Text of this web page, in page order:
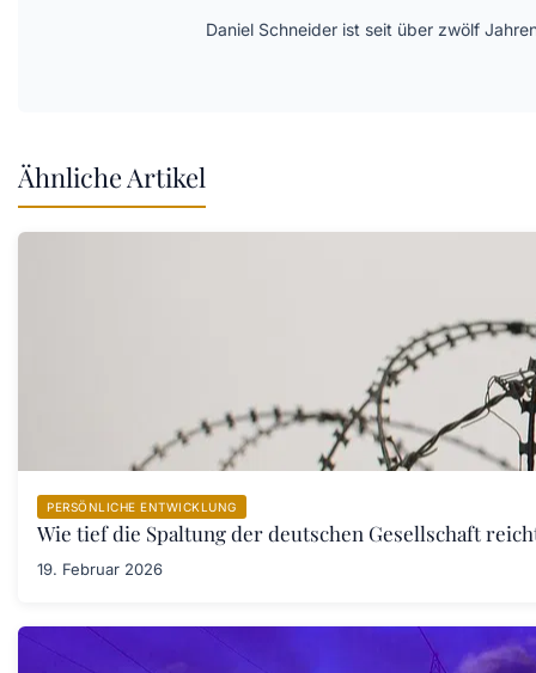
Daniel Schneider ist seit über zwölf
Ähnliche Artikel
PERSÖNLICHE ENTWICKLUNG
Wie tief die Spaltung der deutschen Gesellschaft
19. Februar 2026